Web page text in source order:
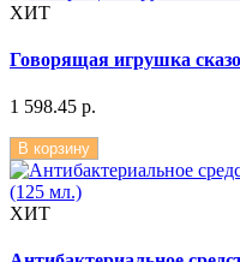
ХИТ
Говорящая игрушка
1 598.45 р.
В корзину
ХИТ